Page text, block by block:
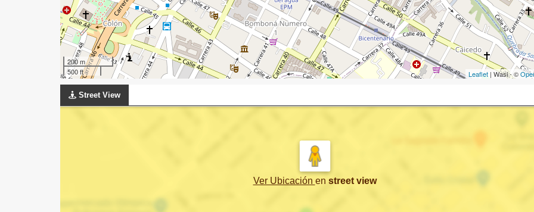
200 m
500 ft
Leaflet | Wasi - ©
Street View
Ver Ubicación en street view